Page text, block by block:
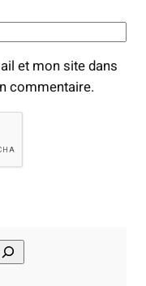
et mon site dans
commentaire.